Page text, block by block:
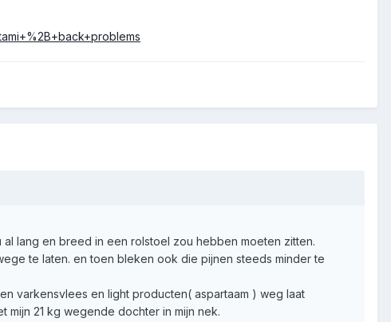
lang en breed in een rolstoel zou hebben moeten zitten.
te laten. en toen bleken ook die pijnen steeds minder te
varkensvlees en light producten( aspartaam ) weg laat
21 kg wegende dochter in mijn nek.